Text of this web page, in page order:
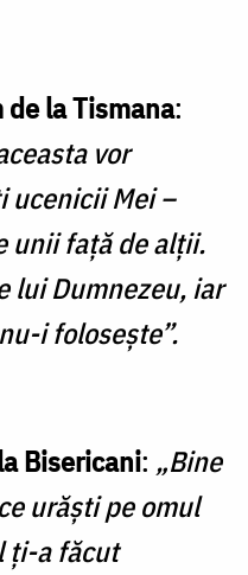
la Tismana:
vor
ucenicii Mei –
unii faţă de alţii.
lui Dumnezeu, iar
i foloseşte”.
Bisericani: „Bine
urăşti pe omul
ţi-a făcut